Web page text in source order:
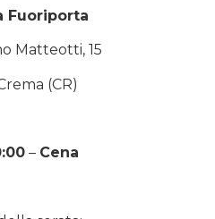
Fuoriporta
Matteotti, 15
(CR)
– Cena